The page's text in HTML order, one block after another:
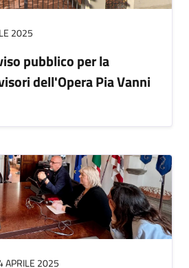
2025
pubblico per la
dell'Opera Pia Vanni
APRILE 2025